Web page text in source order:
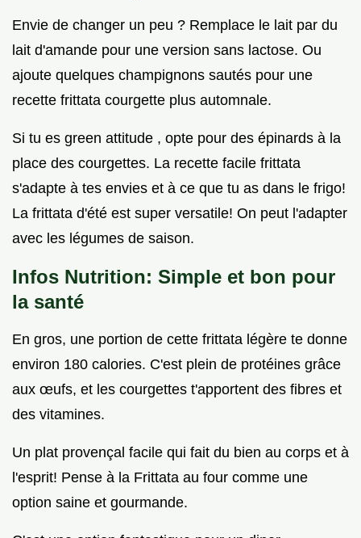
Envie de changer un peu ? Remplace le lait par du
lait d'amande pour une version sans lactose. Ou
ajoute quelques champignons sautés pour une
recette frittata courgette plus automnale.
Si tu es green attitude , opte pour des épinards à la
place des courgettes. La recette facile frittata
s'adapte à tes envies et à ce que tu as dans le frigo!
La frittata d'été est super versatile! On peut l'adapter
avec les légumes de saison.
Infos Nutrition: Simple et bon pour
la santé
En gros, une portion de cette frittata légère te donne
environ 180 calories. C'est plein de protéines grâce
aux œufs, et les courgettes t'apportent des fibres et
des vitamines.
Un plat provençal facile qui fait du bien au corps et à
l'esprit! Pense à la Frittata au four comme une
option saine et gourmande.